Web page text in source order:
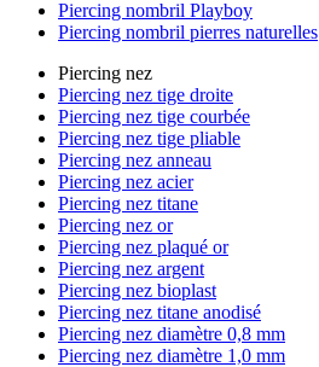
Piercing nombril Playboy
Piercing nombril pierres naturelles
Piercing nez
Piercing nez tige droite
Piercing nez tige courbée
Piercing nez tige pliable
Piercing nez anneau
Piercing nez acier
Piercing nez titane
Piercing nez or
Piercing nez plaqué or
Piercing nez argent
Piercing nez bioplast
Piercing nez titane anodisé
Piercing nez diamètre 0,8 mm
Piercing nez diamètre 1,0 mm